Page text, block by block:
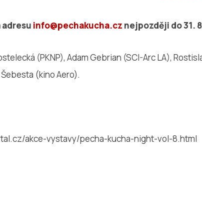
info@pechakucha.cz nejpozději do 31.
(PKNP), Adam Gebrian (SCI-Arc LA),
(kino Aero).
akce-vystavy/pecha-kucha-night-vol-8.html